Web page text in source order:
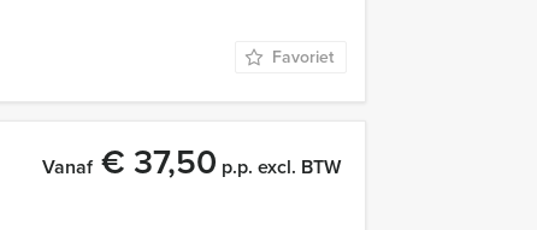
Favoriet
Vanaf€ 37,50 p.p. excl. BTW